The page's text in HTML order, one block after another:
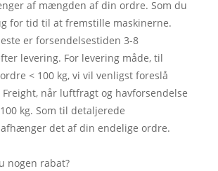
af mængden af ​​din ordre. Som du
for tid til at fremstille maskinerne.
er forsendelsestiden 3-8
levering. For levering måde, til
< 100 kg, vi vil venligst foreslå
Freight, når luftfragt og havforsendelse
kg. Som til detaljerede
det af din endelige ordre.
nogen rabat?